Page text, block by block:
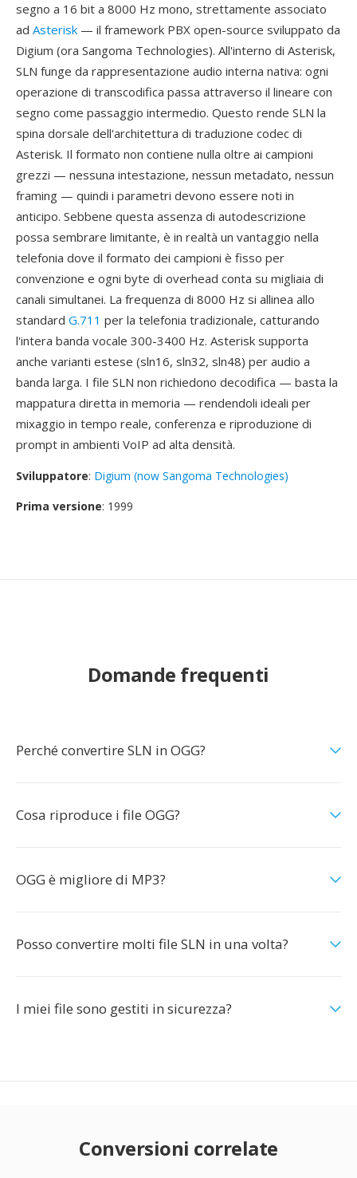
segno a 16 bit a 8000 Hz mono, strettamente associato
ad Asterisk — il framework PBX open-source sviluppato da
Digium (ora Sangoma Technologies). All'interno di Asterisk,
SLN funge da rappresentazione audio interna nativa: ogni
operazione di transcodifica passa attraverso il lineare con
segno come passaggio intermedio. Questo rende SLN la
spina dorsale dell'architettura di traduzione codec di
Asterisk. Il formato non contiene nulla oltre ai campioni
grezzi — nessuna intestazione, nessun metadato, nessun
framing — quindi i parametri devono essere noti in
anticipo. Sebbene questa assenza di autodescrizione
possa sembrare limitante, è in realtà un vantaggio nella
telefonia dove il formato dei campioni è fisso per
convenzione e ogni byte di overhead conta su migliaia di
canali simultanei. La frequenza di 8000 Hz si allinea allo
standard G.711 per la telefonia tradizionale, catturando
l'intera banda vocale 300-3400 Hz. Asterisk supporta
anche varianti estese (sln16, sln32, sln48) per audio a
banda larga. I file SLN non richiedono decodifica — basta la
mappatura diretta in memoria — rendendoli ideali per
mixaggio in tempo reale, conferenza e riproduzione di
prompt in ambienti VoIP ad alta densità.
Sviluppatore: Digium (now Sangoma Technologies)
Prima versione: 1999
Domande frequenti
Perché convertire SLN in OGG?
Cosa riproduce i file OGG?
OGG è migliore di MP3?
Posso convertire molti file SLN in una volta?
I miei file sono gestiti in sicurezza?
Conversioni correlate